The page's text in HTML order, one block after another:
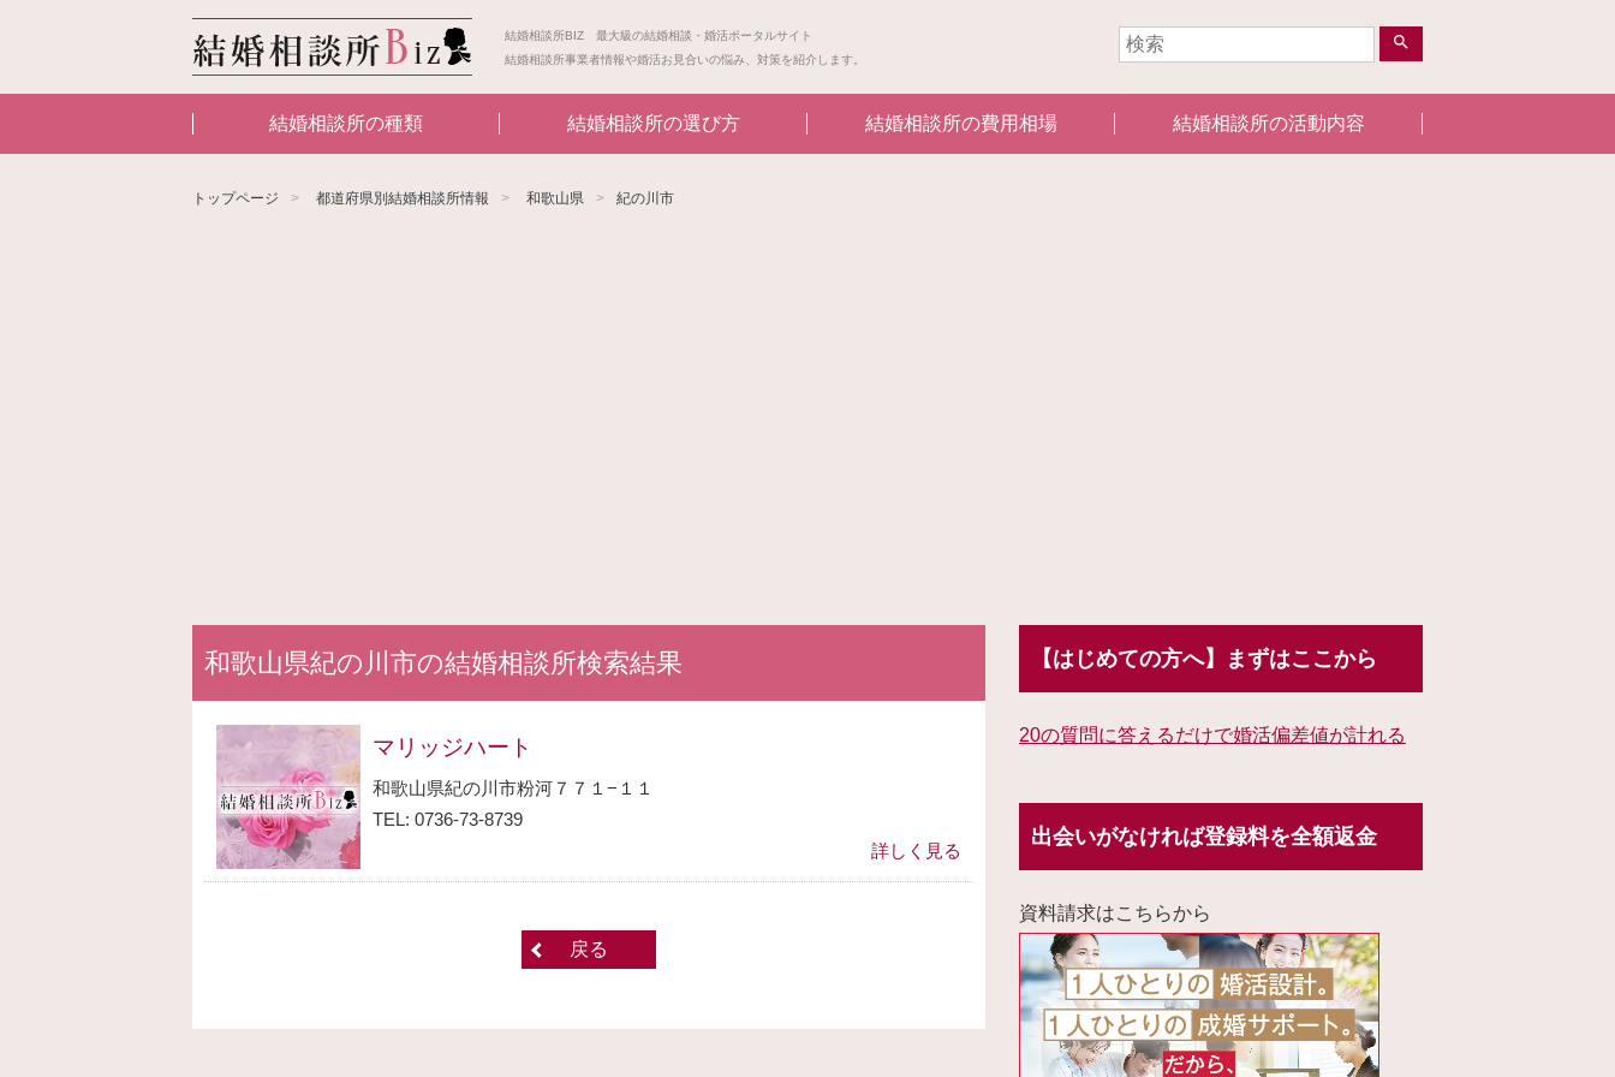
結婚相談所BIZ 最大級の結婚相談・婚活ポータルサイト
結婚相談所事業者情報や婚活お見合いの悩み、対策を紹介します。
search
結婚相談所の種類 結婚相談所の選び方 結婚相談所の費用相場 結婚相談所の活動内容
トップページ 都道府県別結婚相談所情報 和歌山県 紀の川市
和歌山県紀の川市の結婚相談所検索結果
マリッジハート
和歌山県紀の川市粉河７７１−１１
TEL: 0736-73-8739
詳しく見る
戻る
【はじめての方へ】まずはここから
20の質問に答えるだけで婚活偏差値が計れる
出会いがなければ登録料を全額返金
資料請求はこちらから